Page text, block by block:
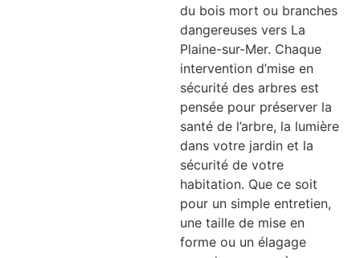
du bois mort ou branches
dangereuses vers La
Plaine-sur-Mer. Chaque
intervention d’mise en
sécurité des arbres est
pensée pour préserver la
santé de l’arbre, la lumière
dans votre jardin et la
sécurité de votre
habitation. Que ce soit
pour un simple entretien,
une taille de mise en
forme ou un élagage